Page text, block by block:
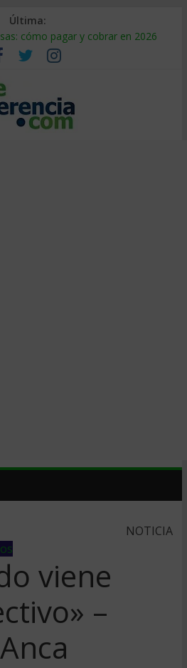
Última:
cómo pagar y cobrar en 2026
y por qué sale tan caro
cómo auditarla a tiempo
de suministro: qué hacer
UU.: cómo segmentarlo y venderle
NOTICIA
viene
–